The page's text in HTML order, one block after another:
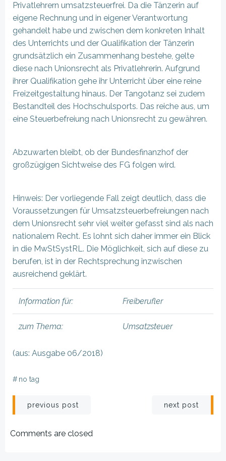
Privatlehrern umsatzsteuerfrei. Da die Tänzerin auf
eigene Rechnung und in eigener Verantwortung
gehandelt habe und zwischen dem konkreten Inhalt
des Unterrichts und der Qualifikation der Tänzerin
grundsätzlich ein Zusammenhang bestehe, gelte
diese nach Unionsrecht als Privatlehrerin. Aufgrund
ihrer Qualifikation gehe ihr Unterricht über eine reine
Freizeitgestaltung hinaus. Der Tangotanz sei zudem
Bestandteil des Hochschulsports. Das reiche aus, um
eine Steuerbefreiung nach Unionsrecht zu gewähren.
Abzuwarten bleibt, ob der Bundesfinanzhof der
großzügigen Sichtweise des FG folgen wird.
Hinweis: Der vorliegende Fall zeigt deutlich, dass die
Voraussetzungen für Umsatzsteuerbefreiungen nach
dem Unionsrecht sehr viel weiter gefasst sind als nach
nationalem Recht. Es lohnt sich daher immer ein Blick
in die MwStSystRL. Die Möglichkeit, sich auf diese zu
berufen, ist in der Rechtsprechung inzwischen
ausreichend geklärt.
Information für: Freiberufler
zum Thema: Umsatzsteuer
(aus: Ausgabe 06/2018)
# no tag
Beitragsnavigation
previous post next post
Comments are closed